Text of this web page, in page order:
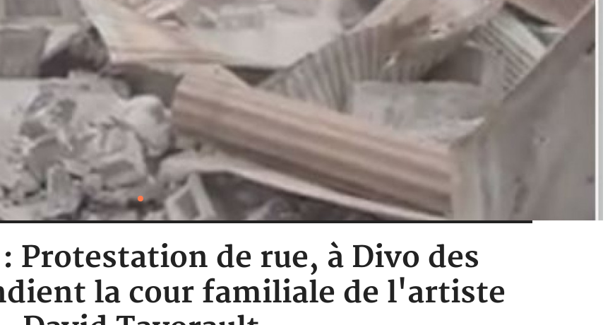
Protestation de rue, à Divo des
la cour familiale de l'artiste